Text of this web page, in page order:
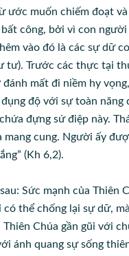
ước muốn chiếm đoạt
công, bởi vì con
vào đó là các sự dữ
tư). Trước các thực tại
mất đi niềm hy
độ với sự toàn năng
đựng sứ điệp này.
cung. Người ấy
(Kh 6,2).
Sức mạnh của Thiên
thể chống lại sự dữ,
Chúa gần gũi với
ánh quang sự sống